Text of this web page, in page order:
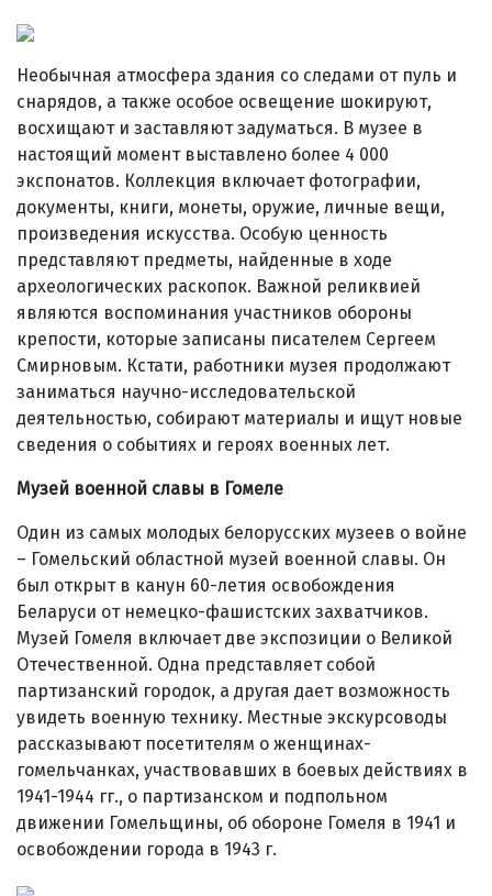
Необычная атмосфера здания со следами от пуль и
снарядов, а также особое освещение шокируют,
восхищают и заставляют задуматься. В музее в
настоящий момент выставлено более 4 000
экспонатов. Коллекция включает фотографии,
документы, книги, монеты, оружие, личные вещи,
произведения искусства. Особую ценность
представляют предметы, найденные в ходе
археологических раскопок. Важной реликвией
являются воспоминания участников обороны
крепости, которые записаны писателем Сергеем
Смирновым. Кстати, работники музея продолжают
заниматься научно-исследовательской
деятельностью, собирают материалы и ищут новые
сведения о событиях и героях военных лет.
Музей военной славы в Гомеле
Один из самых молодых белорусских музеев о войне
– Гомельский областной музей военной славы. Он
был открыт в канун 60-летия освобождения
Беларуси от немецко-фашистских захватчиков.
Музей Гомеля включает две экспозиции о Великой
Отечественной. Одна представляет собой
партизанский городок, а другая дает возможность
увидеть военную технику. Местные экскурсоводы
рассказывают посетителям о женщинах-
гомельчанках, участвовавших в боевых действиях в
1941-1944 гг., о партизанском и подпольном
движении Гомельщины, об обороне Гомеля в 1941 и
освобождении города в 1943 г.